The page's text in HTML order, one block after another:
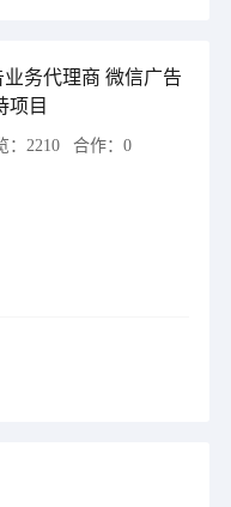
务代理商 微信广告
项目
： 2210 合作： 0